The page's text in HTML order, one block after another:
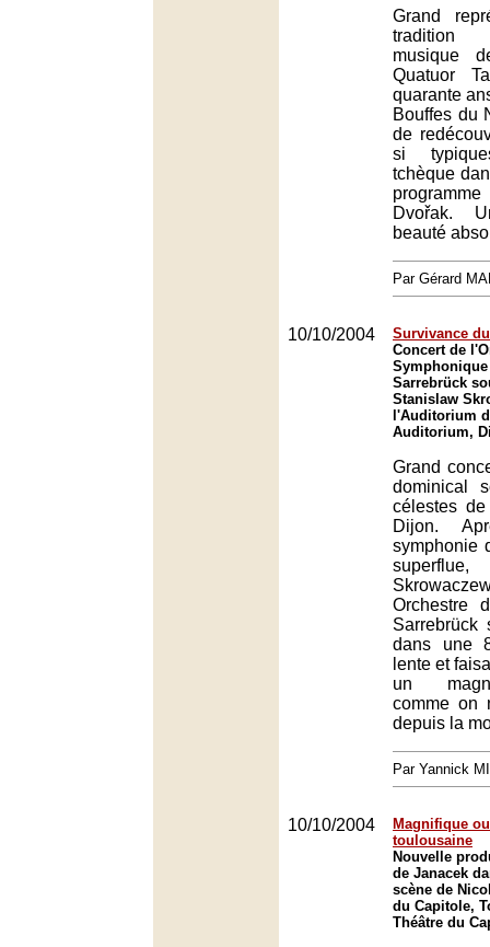
Grand
tradition
musique
Quatuor
quarante
Bouffes du
de
si
tchèque
Dvořak.
beauté
Par Gérard
10/10/2004
Survivance
Concert de
Sarrebrück
Stanislaw
l'Auditorium
Auditorium,
Grand
dominical
célestes
Dijon.
symphonie
Orchestre
Sarrebrück
dans une
lente et
un
comme on
depuis la
Par Yannick
10/10/2004
Magnifique
toulousaine
Nouvelle
de Janacek
scène de
du Capitole,
Théâtre du